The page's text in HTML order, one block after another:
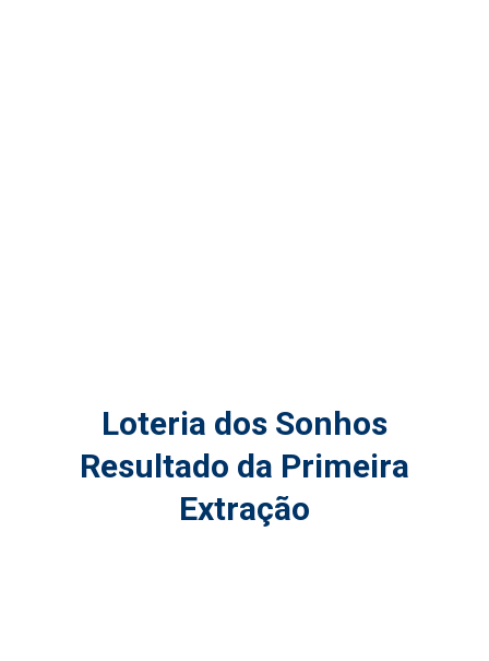
Loteria dos Sonhos
Resultado da Primeira
Extração